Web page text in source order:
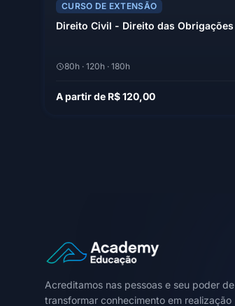
CURSO DE EXTENSÃO
Direito Civil - Direito das Obrigações
80h · 120h · 180h
A partir de R$ 120,00
Acreditamos nas pessoas e seu poder de
transformar conhecimento em realização